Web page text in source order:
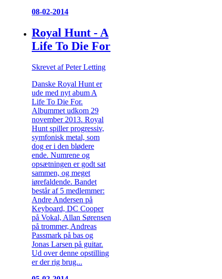
08-02-2014
Royal Hunt - A
Life To Die For
Skrevet af Peter Letting
Danske Royal Hunt er
ude med nyt abum A
Life To Die For.
Albummet udkom 29
november 2013. Royal
Hunt spiller progressiv,
symfonisk metal, som
dog er i den blødere
ende. Numrene og
opsætningen er godt sat
sammen, og meget
iørefaldende. Bandet
består af 5 medlemmer:
Andre Andersen på
Keyboard, DC Cooper
på Vokal, Allan Sørensen
på trommer, Andreas
Passmark på bas og
Jonas Larsen på guitar.
Ud over denne opstilling
er der rig brug...